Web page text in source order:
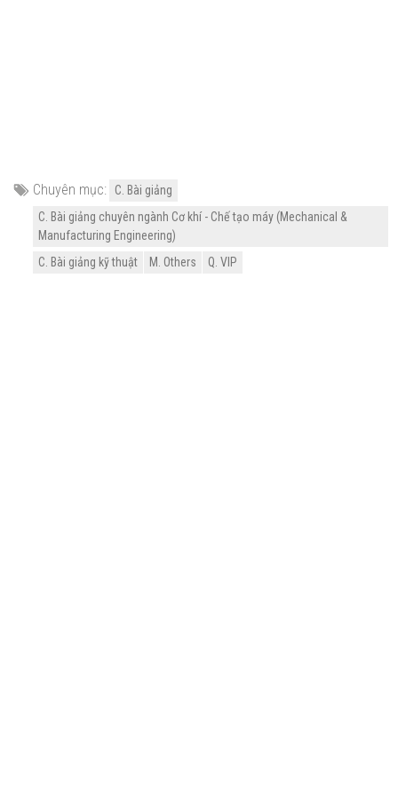
Chuyên mục:
C. Bài giảng
C. Bài giảng chuyên ngành Cơ khí - Chế tạo máy (Mechanical &
Manufacturing Engineering)
C. Bài giảng kỹ thuật
M. Others Q. VIP